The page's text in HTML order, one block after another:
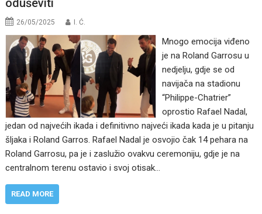
oduševiti
26/05/2025 I. Ć.
Mnogo emocija viđeno
je na Roland Garrosu u
nedjelju, gdje se od
navijača na stadionu
“Philippe-Chatrier”
oprostio Rafael Nadal,
jedan od najvećih ikada i definitivno najveći ikada kada je u pitanju
šljaka i Roland Garros. Rafael Nadal je osvojio čak 14 pehara na
Roland Garrosu, pa je i zaslužio ovakvu ceremoniju, gdje je na
centralnom terenu ostavio i svoj otisak…
READ MORE